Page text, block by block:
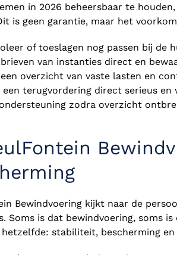
in 2026 beheersbaar te
is geen garantie, maar het
of toeslagen nog passen bij de
van instanties direct en
overzicht van vaste lasten en
een terugvordering direct serieus
zodra overzicht
Bewindvoering kijkt naar de
Soms is dat bewindvoering, soms
stabiliteit, bescherming